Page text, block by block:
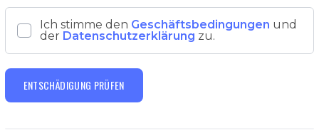
Ich stimme den Geschäftsbedingungen und
der Datenschutzerklärung zu.
ENTSCHÄDIGUNG PRÜFEN